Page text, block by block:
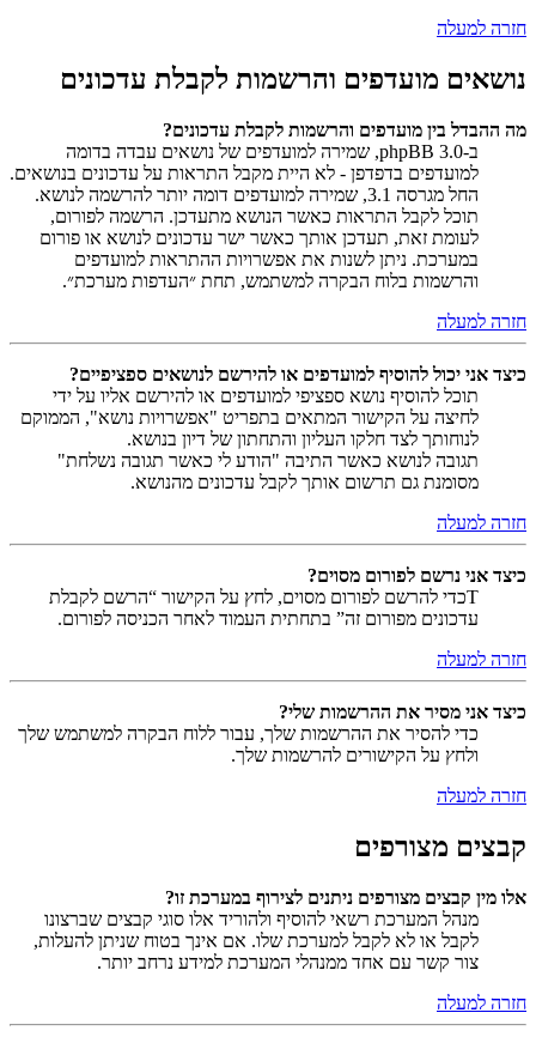
חזרה למעלה
נושאים מועדפים והרשמות לקבלת עדכונים
מה ההבדל בין מועדפים והרשמות לקבלת עדכונים?
ב-phpBB 3.0, שמירה למועדפים של נושאים עבדה בדומה
למועדפים בדפדפן - לא היית מקבל התראות על עדכונים בנושאים.
החל מגרסה 3.1, שמירה למועדפים דומה יותר להרשמה לנושא.
תוכל לקבל התראות כאשר הנושא מתעדכן. הרשמה לפורום,
לעומת זאת, תעדכן אותך כאשר ישר עדכונים לנושא או פורום
במערכת. ניתן לשנות את אפשרויות ההתראות למועדפים
והרשמות בלוח הבקרה למשתמש, תחת ״העדפות מערכת״.
חזרה למעלה
כיצד אני יכול להוסיף למועדפים או להירשם לנושאים ספציפיים?
תוכל להוסיף נושא ספציפי למועדפים או להירשם אליו על ידי
לחיצה על הקישור המתאים בתפריט "אפשרויות נושא", הממוקם
לנוחותך לצד חלקו העליון והתחתון של דיון בנושא.
תגובה לנושא כאשר התיבה "הודע לי כאשר תגובה נשלחת"
מסומנת גם תרשום אותך לקבל עדכונים מהנושא.
חזרה למעלה
כיצד אני נרשם לפורום מסוים?
Tכדי להרשם לפורום מסוים, לחץ על הקישור “הרשם לקבלת
עדכונים מפורום זה” בתחתית העמוד לאחר הכניסה לפורום.
חזרה למעלה
כיצד אני מסיר את ההרשמות שלי?
כדי להסיר את ההרשמות שלך, עבור ללוח הבקרה למשתמש שלך
ולחץ על הקישורים להרשמות שלך.
חזרה למעלה
קבצים מצורפים
אלו מין קבצים מצורפים ניתנים לצירוף במערכת זו?
מנהל המערכת רשאי להוסיף ולהוריד אלו סוגי קבצים שברצונו
לקבל או לא לקבל למערכת שלו. אם אינך בטוח שניתן להעלות,
צור קשר עם אחד ממנהלי המערכת למידע נרחב יותר.
חזרה למעלה